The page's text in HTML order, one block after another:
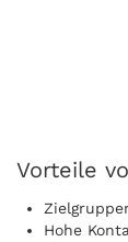
Vorteile
Hohe